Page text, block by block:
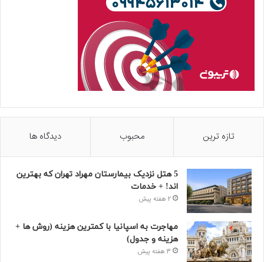
تازه ترین محبوب دیدگاه ها
5 هتل نزدیک بیمارستان مهراد تهران که بهترین‌
اند! + خدمات
2 هفته پیش
مهاجرت به اسپانیا با کمترین هزینه (روش ها +
هزینه و جدول)
3 هفته پیش